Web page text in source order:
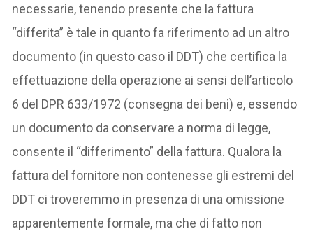
necessarie, tenendo presente che la fattura
“differita” è tale in quanto fa riferimento ad un altro
documento (in questo caso il DDT) che certifica la
effettuazione della operazione ai sensi dell’articolo
6 del DPR 633/1972 (consegna dei beni) e, essendo
un documento da conservare a norma di legge,
consente il “differimento” della fattura. Qualora la
fattura del fornitore non contenesse gli estremi del
DDT ci troveremmo in presenza di una omissione
apparentemente formale, ma che di fatto non